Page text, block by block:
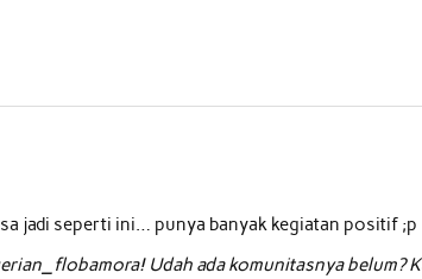
jadi seperti ini… punya banyak kegiatan positif ;p
Udah ada komunitasnya belum?